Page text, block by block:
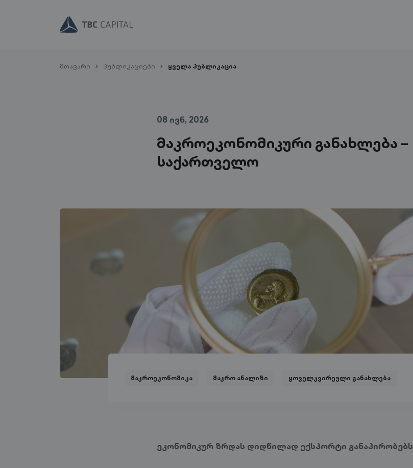
მთავარი პუბლიკაციები ყველა პუბლიკაცია
08 ივნ, 2026
მაკროეკონომიკური განახლება –
საქართველო
მაკროეკონომიკა მაკრო ანალიზი ყოველკვირეული განახლება
ეკონომიკურ ზრდას დიდწილად ექსპორტი განაპირობებს